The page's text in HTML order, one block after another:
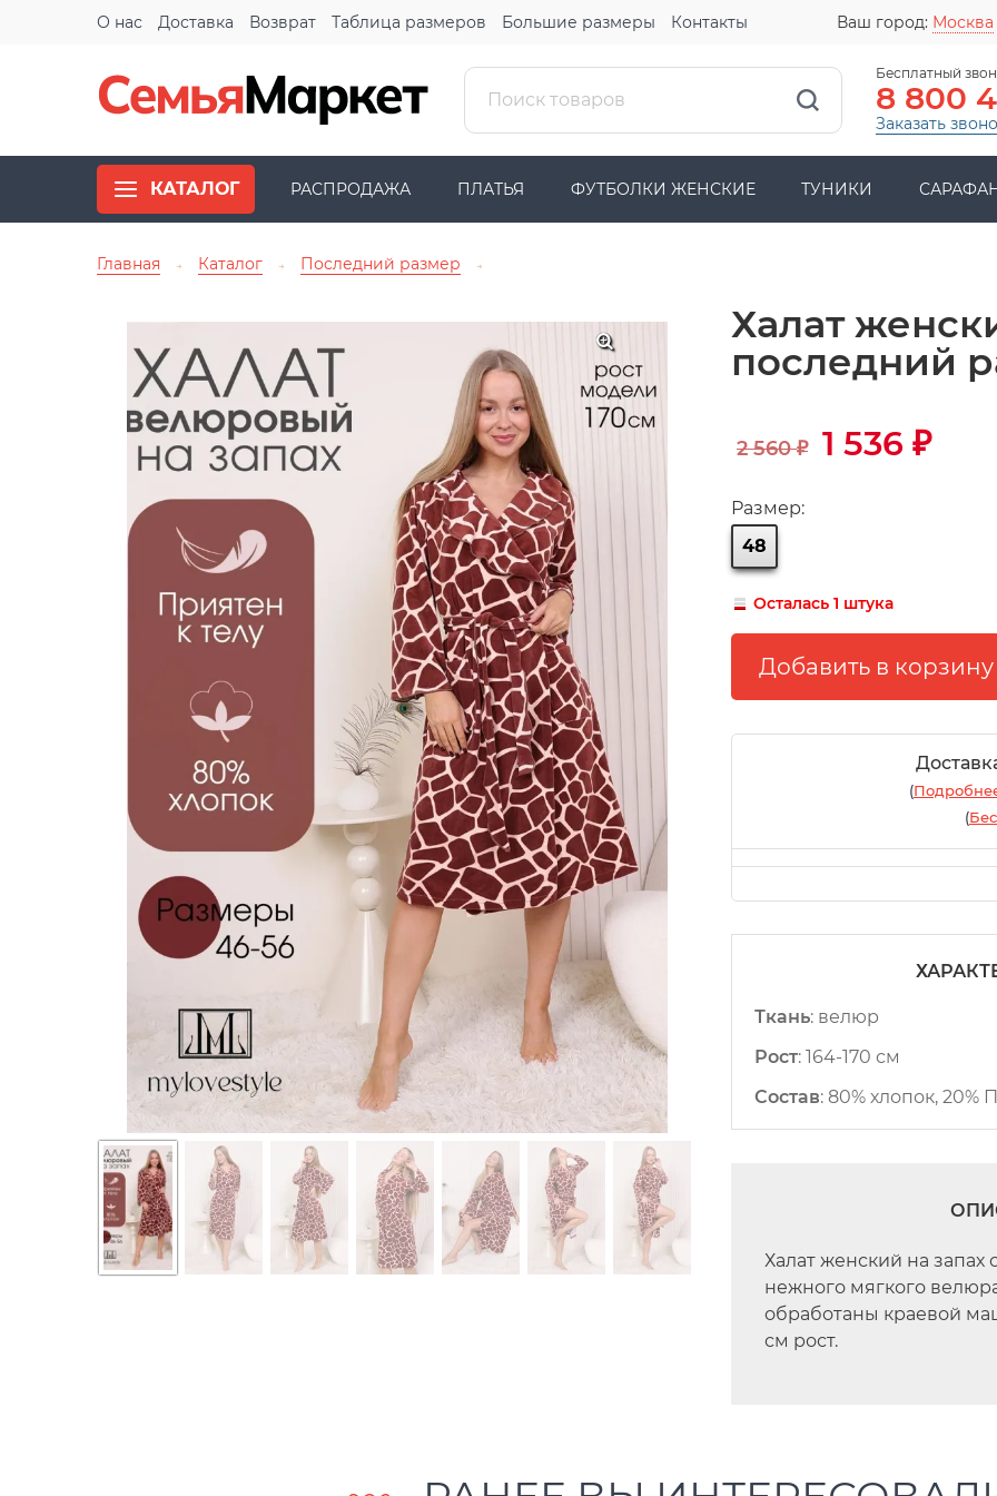
О нас Доставка Возврат Таблица размеров Большие размеры Контакты Ваш город: Москва
Бесплатный
8 800
Заказать
КАТАЛОГ РАСПРОДАЖА ПЛАТЬЯ ФУТБОЛКИ ЖЕНСКИЕ ТУНИКИ
Главная → Каталог → Последний размер →
Халат
последний
2 560₽ 1 536 ₽
Размер:
48
Осталась 1 штука
(
(
Ткань: велюр
Рост: 164-170 см
Состав: 80% хлопок, 20%
Халат женский на запах
нежного мягкого
обработаны краевой
см рост.